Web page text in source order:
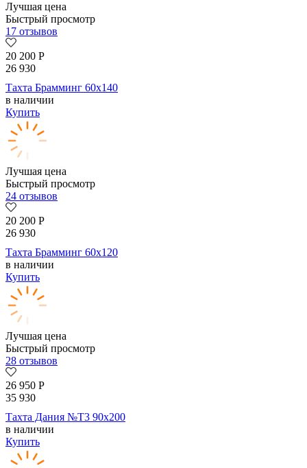
Лучшая цена
Быстрый просмотр
17 отзывов
20 200 Р
26 930
Тахта Брамминг 60х140
в наличии
Купить
Лучшая цена
Быстрый просмотр
24 отзывов
20 200 Р
26 930
Тахта Брамминг 60х120
в наличии
Купить
Лучшая цена
Быстрый просмотр
28 отзывов
26 950 Р
35 930
Тахта Дания №Т3 90х200
в наличии
Купить